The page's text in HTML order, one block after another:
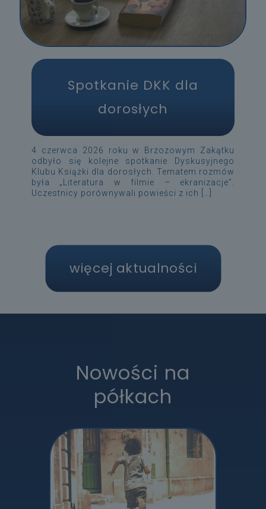
Spotkanie DKK dla
dorosłych
4 czerwca 2026 roku w Brzozowym Zakątku
odbyło się kolejne spotkanie Dyskusyjnego
Klubu Książki dla dorosłych. Tematem rozmów
była „Literatura w filmie – ekranizacje”.
Uczestnicy porównywali powieści z ich
więcej aktualności
Nowości na
półkach